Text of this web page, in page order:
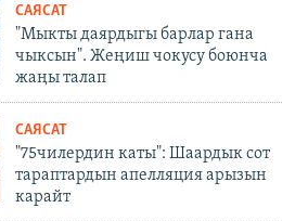
САЯСАТ
"Мыкты даярдыгы барлар гана
чыксын". Жеңиш чокусу боюнча
жаңы талап
САЯСАТ
"75чилердин каты": Шаардык сот
тараптардын апелляция арызын
карайт